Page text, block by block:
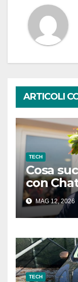
ARTICOLI
TECH
Cosa
con
MAG 12, 2026
TECH